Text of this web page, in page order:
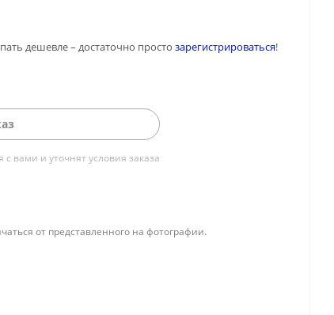
дешевле – достаточно просто зарегистрироваться!
вами и уточнят условия заказа
от представленного на фотографии.